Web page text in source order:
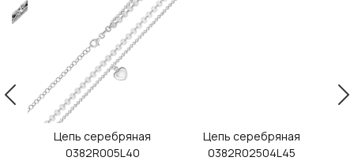
Цепь серебряная
0382R005L40
Цепь серебряная
0382R02504L45